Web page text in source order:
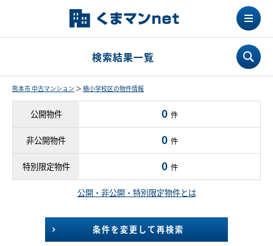
検索結果一覧
熊本市 中古マンション ＞ 楠小学校区の物件情報
公開物件 0 件
非公開物件 0 件
特別限定物件 0 件
公開・非公開・特別限定物件とは
条件を変更して再検索